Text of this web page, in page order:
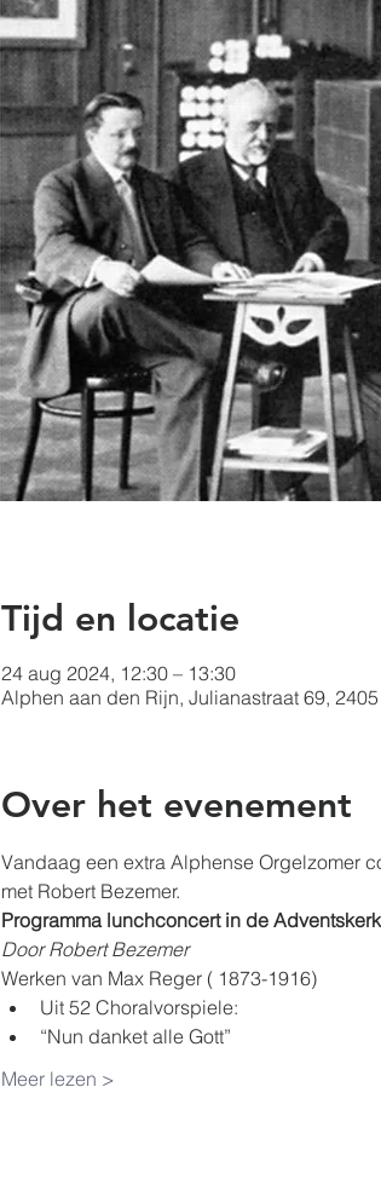
Tijd en locatie
24 aug 2024, 12:30 – 13:30
Alphen aan den Rijn, Julianastraat 69,
Over het evenement
Vandaag een extra Alphense Orgelzomer
met Robert Bezemer.
Programma lunchconcert in de
Door Robert Bezemer
Werken van Max Reger ( 1873-1916)
Uit 52 Choralvorspiele:
“Nun danket alle Gott”
Meer lezen >